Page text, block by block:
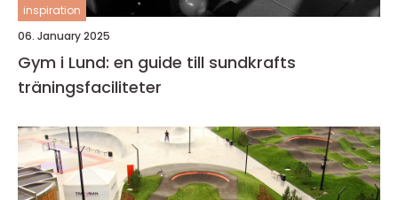
inspiration
06. January 2025
Gym i Lund: en guide till sundkrafts
träningsfaciliteter